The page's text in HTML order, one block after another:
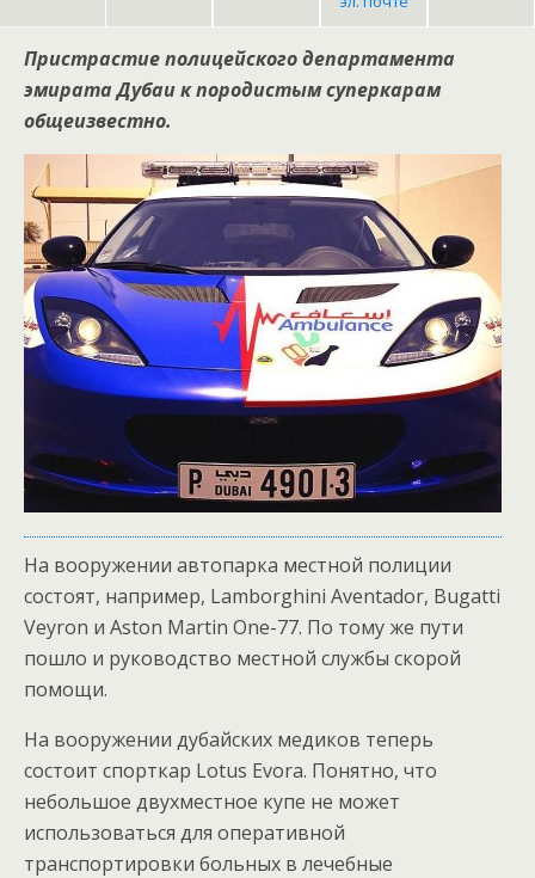
Пристрастие полицейского департамента
эмирата Дубаи к породистым суперкарам
общеизвестно.
На вооружении автопарка местной полиции
состоят, например, Lamborghini Aventador, Bugatti
Veyron и Aston Martin One-77. По тому же пути
пошло и руководство местной службы скорой
помощи.
На вооружении дубайских медиков теперь
состоит спорткар Lotus Evora. Понятно, что
небольшое двухместное купе не может
использоваться для оперативной
транспортировки больных в лечебные